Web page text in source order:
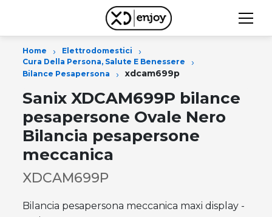
Home › Elettrodomestici ›
Cura Della Persona, Salute E Benessere ›
Bilance Pesapersona › xdcam699p
Sanix XDCAM699P bilance
pesapersone Ovale Nero
Bilancia pesapersone
meccanica
XDCAM699P
Bilancia pesapersona meccanica maxi display -